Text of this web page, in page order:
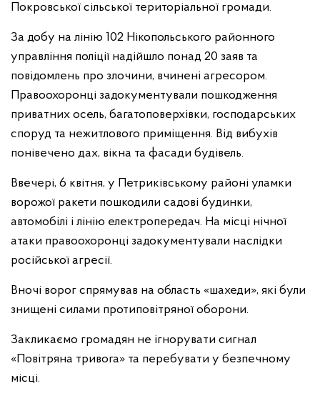
Покровської сільської територіальної громади.
За добу на лінію 102 Нікопольського районного
управління поліції надійшло понад 20 заяв та
повідомлень про злочини, вчинені агресором.
Правоохоронці задокументували пошкодження
приватних осель, багатоповерхівки, господарських
споруд та нежитлового приміщення. Від вибухів
понівечено дах, вікна та фасади будівель.
Ввечері, 6 квітня, у Петриківському районі уламки
ворожої ракети пошкодили садові будинки,
автомобілі і лінію електропередач. На місці нічної
атаки правоохоронці задокументували наслідки
російської агресії.
Вночі ворог спрямував на область «шахеди», які були
знищені силами протиповітряної оборони.
Закликаємо громадян не ігнорувати сигнал
«Повітряна тривога» та перебувати у безпечному
місці.